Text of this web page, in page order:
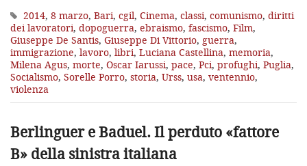
2014, 8 marzo, Bari, cgil, Cinema, classi, comunismo, diritti
dei lavoratori, dopoguerra, ebraismo, fascismo, Film,
Giuseppe De Santis, Giuseppe Di Vittorio, guerra,
immigrazione, lavoro, libri, Luciana Castellina, memoria,
Milena Agus, morte, Oscar Iarussi, pace, Pci, profughi, Puglia,
Socialismo, Sorelle Porro, storia, Urss, usa, ventennio,
violenza
Berlinguer e Baduel. Il perduto «fattore
B» della sinistra italiana